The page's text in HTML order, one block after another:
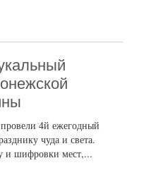
4й ежегодный
чуда и света.
и шифровки мест,...